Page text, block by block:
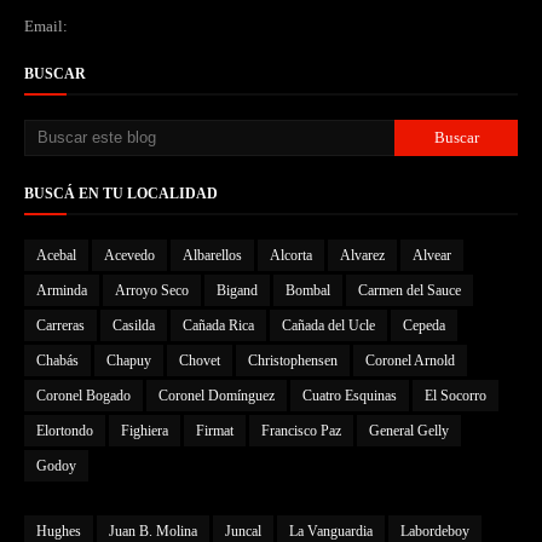
Email:
BUSCAR
BUSCÁ EN TU LOCALIDAD
Acebal Acevedo Albarellos Alcorta Alvarez Alvear
Arminda Arroyo Seco Bigand Bombal Carmen del Sauce
Carreras Casilda Cañada Rica Cañada del Ucle Cepeda
Chabás Chapuy Chovet Christophensen Coronel Arnold
Coronel Bogado Coronel Domínguez Cuatro Esquinas El Socorro
Elortondo Fighiera Firmat Francisco Paz General Gelly
Godoy
Hughes Juan B. Molina Juncal La Vanguardia Labordeboy